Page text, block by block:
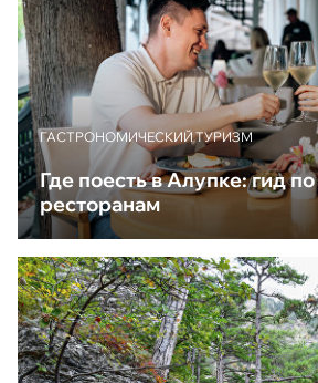
ГАСТРОНОМИЧЕСКИЙ ТУРИЗМ
Где поесть в Алупке: гид
ресторанам